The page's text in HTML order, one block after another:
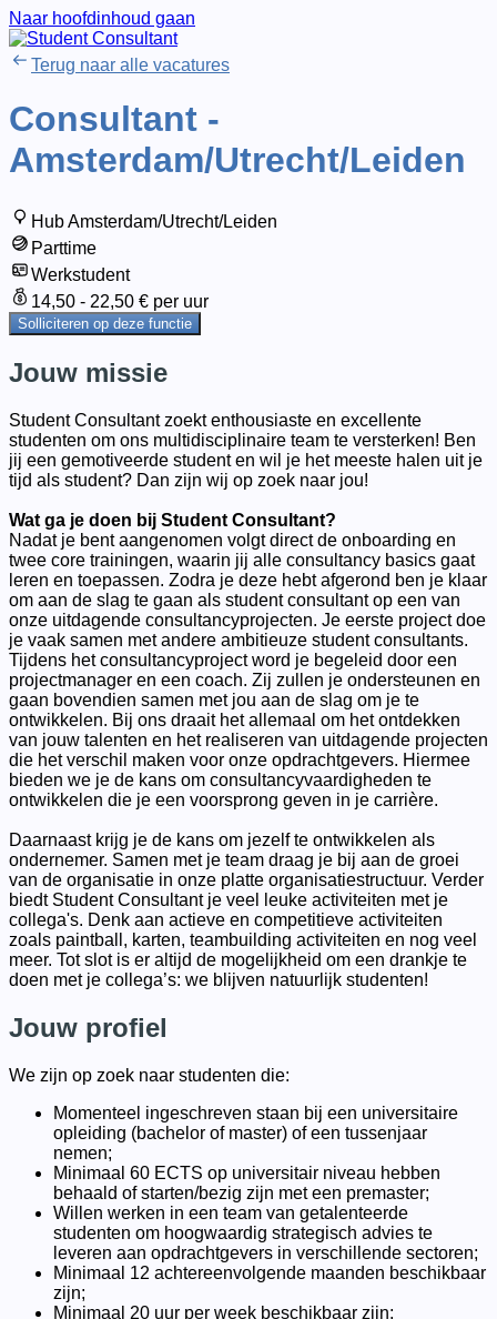
Naar hoofdinhoud gaan
Terug naar alle vacatures
Consultant -
Amsterdam/Utrecht/Leiden
Hub Amsterdam/Utrecht/Leiden
Parttime
Werkstudent
14,50 - 22,50 € per uur
Solliciteren op deze functie
Jouw missie
Student Consultant zoekt enthousiaste en excellente
studenten om ons multidisciplinaire team te versterken! Ben
jij een gemotiveerde student en wil je het meeste halen uit je
tijd als student? Dan zijn wij op zoek naar jou!
Wat ga je doen bij Student Consultant?
Nadat je bent aangenomen volgt direct de onboarding en
twee core trainingen, waarin jij alle consultancy basics gaat
leren en toepassen. Zodra je deze hebt afgerond ben je klaar
om aan de slag te gaan als student consultant op een van
onze uitdagende consultancyprojecten. Je eerste project doe
je vaak samen met andere ambitieuze student consultants.
Tijdens het consultancyproject word je begeleid door een
projectmanager en een coach. Zij zullen je ondersteunen en
gaan bovendien samen met jou aan de slag om je te
ontwikkelen. Bij ons draait het allemaal om het ontdekken
van jouw talenten en het realiseren van uitdagende projecten
die het verschil maken voor onze opdrachtgevers. Hiermee
bieden we je de kans om consultancyvaardigheden te
ontwikkelen die je een voorsprong geven in je carrière.
Daarnaast krijg je de kans om jezelf te ontwikkelen als
ondernemer. Samen met je team draag je bij aan de groei
van de organisatie in onze platte organisatiestructuur. Verder
biedt Student Consultant je veel leuke activiteiten met je
collega's. Denk aan actieve en competitieve activiteiten
zoals paintball, karten, teambuilding activiteiten en nog veel
meer. Tot slot is er altijd de mogelijkheid om een drankje te
doen met je collega’s: we blijven natuurlijk studenten!
Jouw profiel
We zijn op zoek naar studenten die:
Momenteel ingeschreven staan bij een universitaire
opleiding (bachelor of master) of een tussenjaar
nemen;
Minimaal 60 ECTS op universitair niveau hebben
behaald of starten/bezig zijn met een premaster;
Willen werken in een team van getalenteerde
studenten om hoogwaardig strategisch advies te
leveren aan opdrachtgevers in verschillende sectoren;
Minimaal 12 achtereenvolgende maanden beschikbaar
zijn;
Minimaal 20 uur per week beschikbaar zijn;